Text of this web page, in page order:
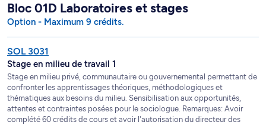
Bloc 01D Laboratoires et stages
Option - Maximum 9 crédits.
SOL 3031
Stage en milieu de travail 1
Stage en milieu privé, communautaire ou gouvernemental permettant de
confronter les apprentissages théoriques, méthodologiques et
thématiques aux besoins du milieu. Sensibilisation aux opportunités,
attentes et contraintes posées pour le sociologue. Remarques: Avoir
complété 60 crédits de cours et avoir l'autorisation du directeur des